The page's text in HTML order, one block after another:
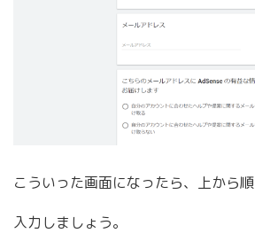
こういった画面になったら、上から
入力しましょう。